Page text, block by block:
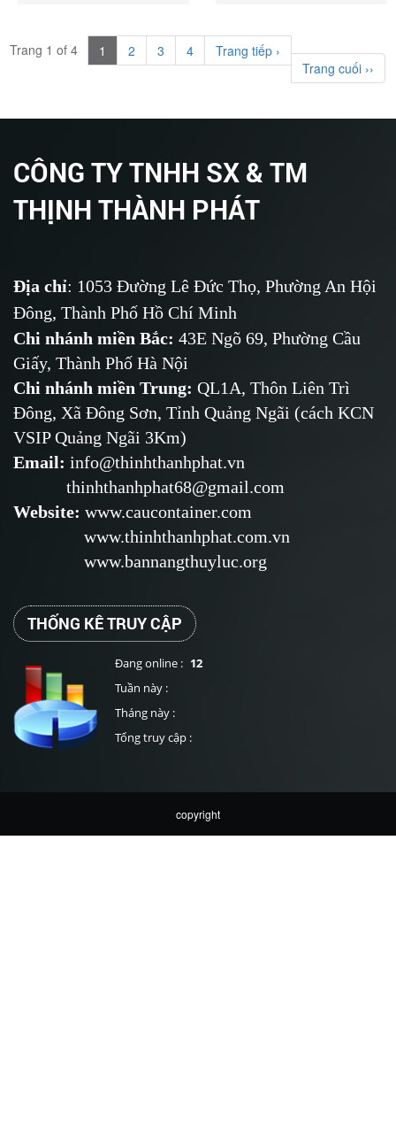
Trang 1 of 4 1 2 3 4
Trang tiếp ›
Trang cuối ››
CÔNG TY TNHH SX & TM
THỊNH THÀNH PHÁT
Địa chỉ: 1053 Đường Lê Đức Thọ, Phường An Hội
Đông, Thành Phố Hồ Chí Minh
Chi nhánh miền Bắc: 43E Ngõ 69, Phường Cầu
Giấy, Thành Phố Hà Nội
Chi nhánh miền Trung: QL1A, Thôn Liên Trì
Đông, Xã Đông Sơn, Tỉnh Quảng Ngãi (cách KCN
VSIP Quảng Ngãi 3Km)
Email: info@thinhthanhphat.vn
thinhthanhphat68@gmail.com
Website: www.caucontainer.com
www.thinhthanhphat.com.vn
www.bannangthuyluc.org
THỐNG KÊ TRUY CẬP
Đang online : 12
Tuần này :
Tháng này :
Tổng truy cập :
copyright